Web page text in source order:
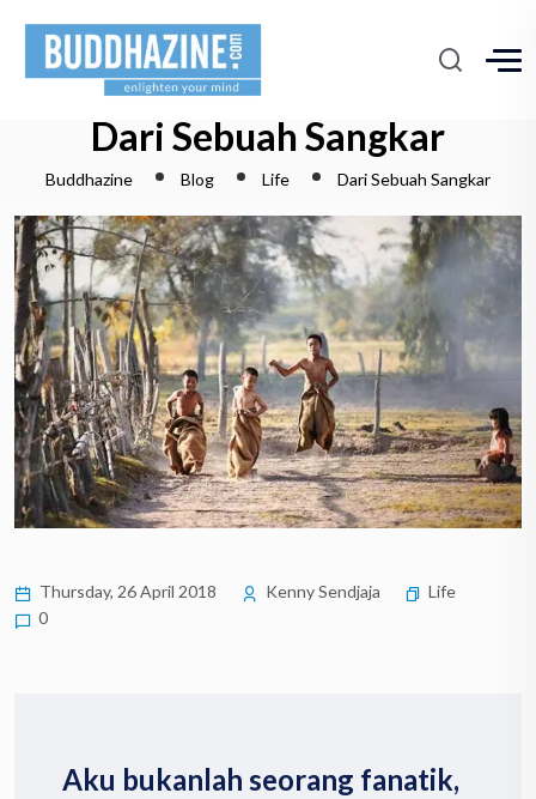
Dari Sebuah Sangkar
Buddhazine Blog Life Dari Sebuah Sangkar
Thursday, 26 April 2018 Kenny Sendjaja
Life
0
Aku bukanlah seorang fanatik,